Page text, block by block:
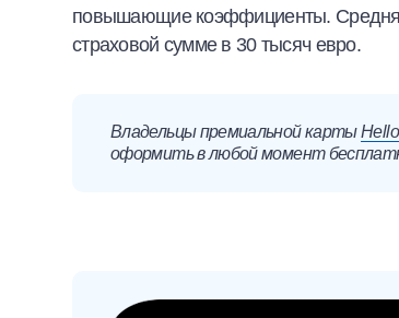
повышающие коэффициенты. Средняя
страховой сумме в 30 тысяч евро.
Владельцы премиальной карты
оформить в любой момент